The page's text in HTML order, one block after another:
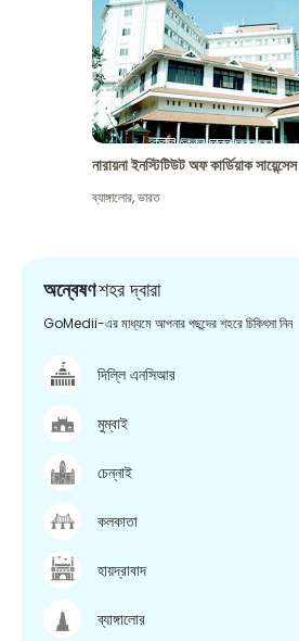
নারায়না ইনস্টিটিউট অফ কার্ডিয়াক সায়েন্সেস
ব্যাঙ্গালোর,ভারত
অন্বেষণশহর দ্বারা
GoMedii-এর মাধ্যমে আপনার পছন্দের শহরে চিকিৎসা নিন
দিল্লি এনসিআর
মুম্বাই
চেন্নাই
কলকাতা
হায়দ্রাবাদ
ব্যাঙ্গালোর